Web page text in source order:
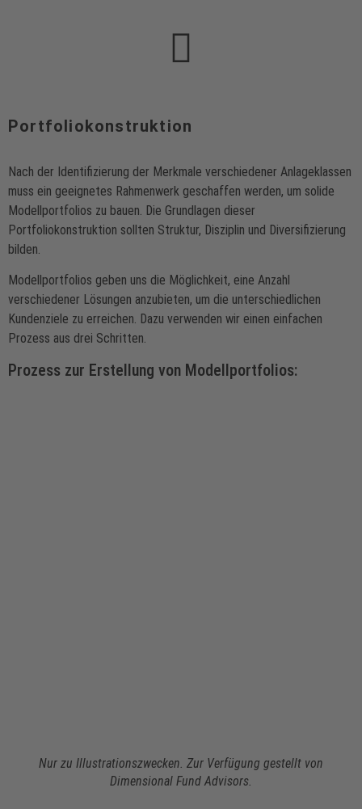
Portfoliokonstruktion
Nach der Identifizierung der Merkmale verschiedener Anlageklassen
muss ein geeignetes Rahmenwerk geschaffen werden, um solide
Modellportfolios zu bauen. Die Grundlagen dieser
Portfoliokonstruktion sollten Struktur, Disziplin und Diversifizierung
bilden.
Modellportfolios geben uns die Möglichkeit, eine Anzahl
verschiedener Lösungen anzubieten, um die unterschiedlichen
Kundenziele zu erreichen. Dazu verwenden wir einen einfachen
Prozess aus drei Schritten.
Prozess zur Erstellung von Modellportfolios:
Nur zu Illustrationszwecken. Zur Verfügung gestellt von
Dimensional Fund Advisors.